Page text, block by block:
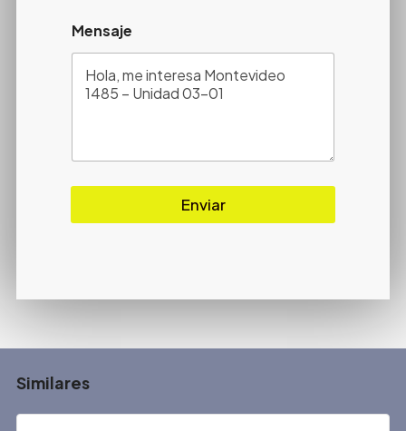
Mensaje
Enviar
Similares